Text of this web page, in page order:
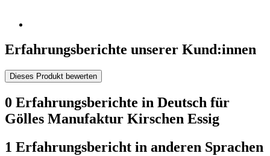
Erfahrungsberichte unserer Kund:innen
Dieses Produkt bewerten
0 Erfahrungsberichte in Deutsch für
Gölles Manufaktur Kirschen Essig
1 Erfahrungsbericht in anderen Sprachen